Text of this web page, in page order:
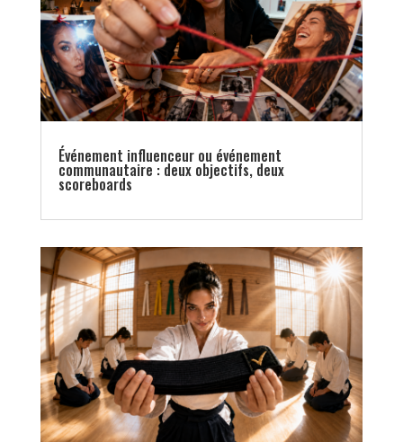
Événement influenceur ou événement
communautaire : deux objectifs, deux
scoreboards